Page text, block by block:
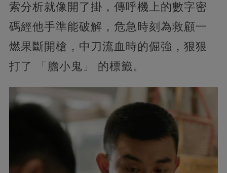
索分析就像開了掛，傳呼機上的數字密
碼經他手準能破解，危急時刻為救顧一
燃果斷開槍，中刀流血時的倔強，狠狠
打了 「膽小鬼」 的標籤。